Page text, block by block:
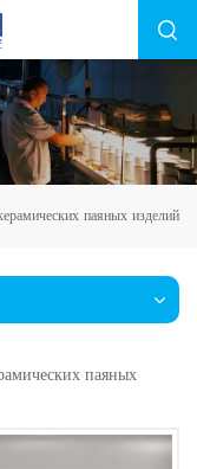
паяных изделий
паяных